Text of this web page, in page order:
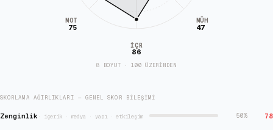
MÜH
47
İÇR
86
MOT
75
8 BOYUT · 100 ÜZERİNDEN
SKORLAMA AĞIRLIKLARI — GENEL SKOR BILEŞIMI
Zenginlik · içerik · medya · yapı · etkileşim 50% 78